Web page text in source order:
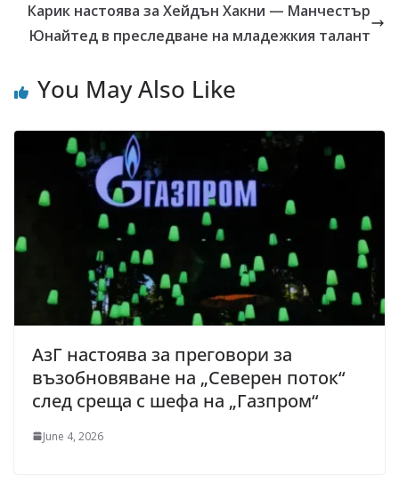
Карик настоява за Хейдън Хакни — Манчестър
Юнайтед в преследване на младежкия талант
You May Also Like
АзГ настоява за преговори за
възобновяване на „Северен поток“
след среща с шефа на „Газпром“
June 4, 2026